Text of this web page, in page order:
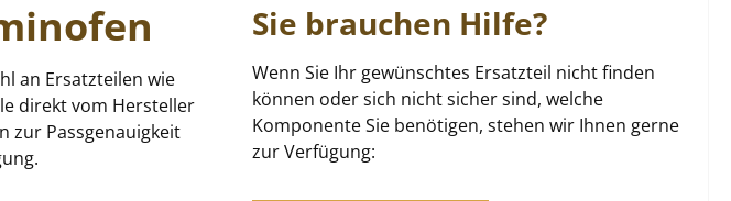
an Ersatzteilen wie
direkt vom Hersteller
zur Passgenauigkeit
Sie brauchen Hilfe?
Wenn Sie Ihr gewünschtes Ersatzteil nicht finden
können oder sich nicht sicher sind, welche
Komponente Sie benötigen, stehen wir Ihnen gerne
zur Verfügung: